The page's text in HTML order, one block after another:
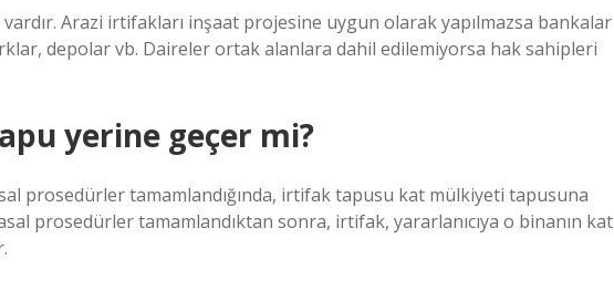
vardır. Arazi irtifakları inşaat projesine uygun olarak yapılmazsa bankalar
depolar vb. Daireler ortak alanlara dahil edilemiyorsa hak sahipleri
yerine geçer mi?
prosedürler tamamlandığında, irtifak tapusu kat mülkiyeti tapusuna
prosedürler tamamlandıktan sonra, irtifak, yararlanıcıya o binanın kat